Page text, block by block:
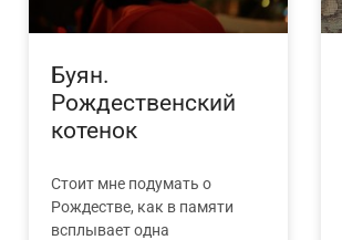
Буян.
Рождественский
котенок
Стоит мне подумать о
Рождестве, как в памяти
всплывает одна